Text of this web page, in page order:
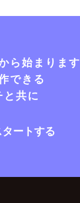
ら始まります
できる
共に
ートする